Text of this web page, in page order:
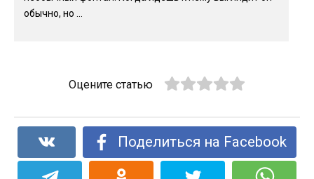
обычно, но ...
Оцените статью
Поделиться на Facebook